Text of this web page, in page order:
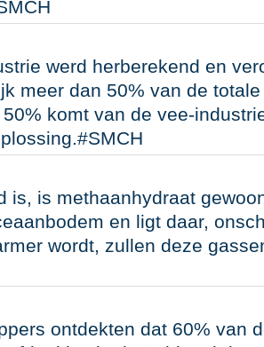
werd herberekend en
meer dan 50% van de
komt van de vee-
is, is methaanhydraat
en ligt daar,
wordt, zullen deze
ontdekten dat 60% van